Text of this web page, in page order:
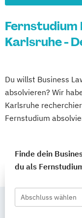
Fernstudium
Karlsruhe -
Du willst Business
absolvieren? Wir
Karlsruhe
Fernstudium
Finde dein
du als
Abschluss wählen